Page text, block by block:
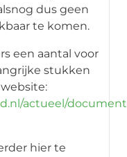
dus geen
te komen.
een aantal voor
stukken
actueel/
hier te